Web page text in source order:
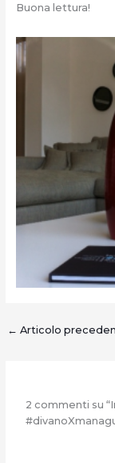
Buona lettura!
← Articolo
2 commenti su